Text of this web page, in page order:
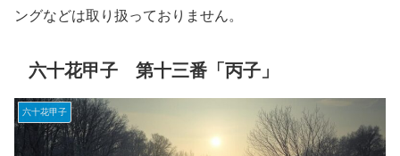
ングなどは取り扱っておりません。
六十花甲子 第十三番「丙子」
六十花甲子